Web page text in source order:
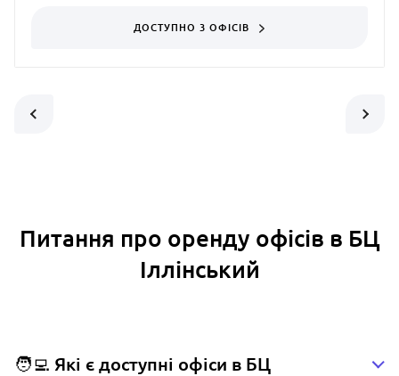
ДОСТУПНО 3 ОФІСІВ
Питання про оренду офісів в БЦ
Іллінський
🧑‍💻 Які є доступні офіси в БЦ